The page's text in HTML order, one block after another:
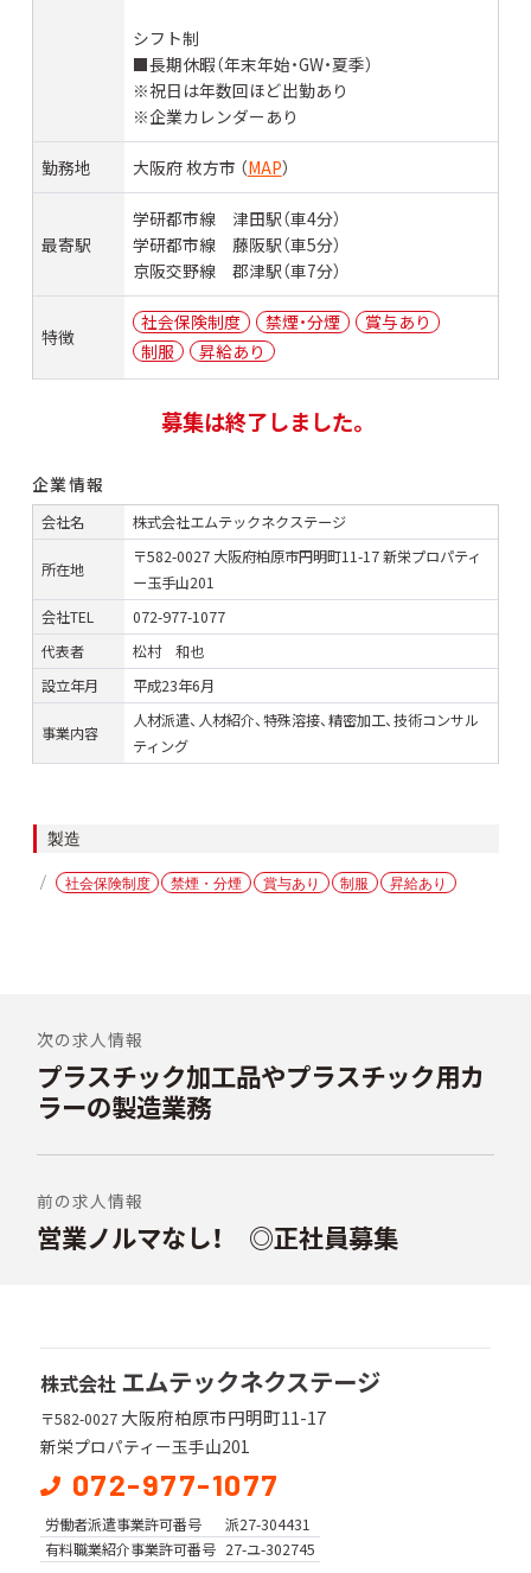
シフト制
■長期休暇（年末年始・GW・夏季）
※祝日は年数回ほど出勤あり
※企業カレンダーあり
勤務地 大阪府 枚方市 （MAP）
最寄駅
学研都市線 津田駅（車4分）
学研都市線 藤阪駅（車5分）
京阪交野線 郡津駅（車7分）
特徴
社会保険制度 禁煙・分煙
賞与あり
制服
昇給あり
募集は終了しました。
企業情報
会社名 株式会社エムテックネクステージ
所在地
〒582-0027 大阪府柏原市円明町11-17 新栄プロパティ
ー玉手山201
会社TEL
072-977-1077
代表者
松村 和也
設立年月
平成23年6月
事業内容
人材派遣、人材紹介、特殊溶接、精密加工、技術コンサル
ティング
ゴ
製造
タ社会保険制度 禁煙・分煙 賞与あり 制服 昇給あり
稿
ナ
ビ
ゲ
ー
シ
次の求人情報
前
の
投
稿:
プラスチック加工品やプラスチック用カ
ラーの製造業務
前の求人情報
次
営業ノルマなし！ ◎正社員募集
株式会社 エムテックネクステージ
〒582-0027 大阪府柏原市円明町11-17
新栄プロパティー玉手山201
072-977-1077
労働者派遣事業許可番号
派27-304431
有料職業紹介事業許可番号 27-ユ-302745